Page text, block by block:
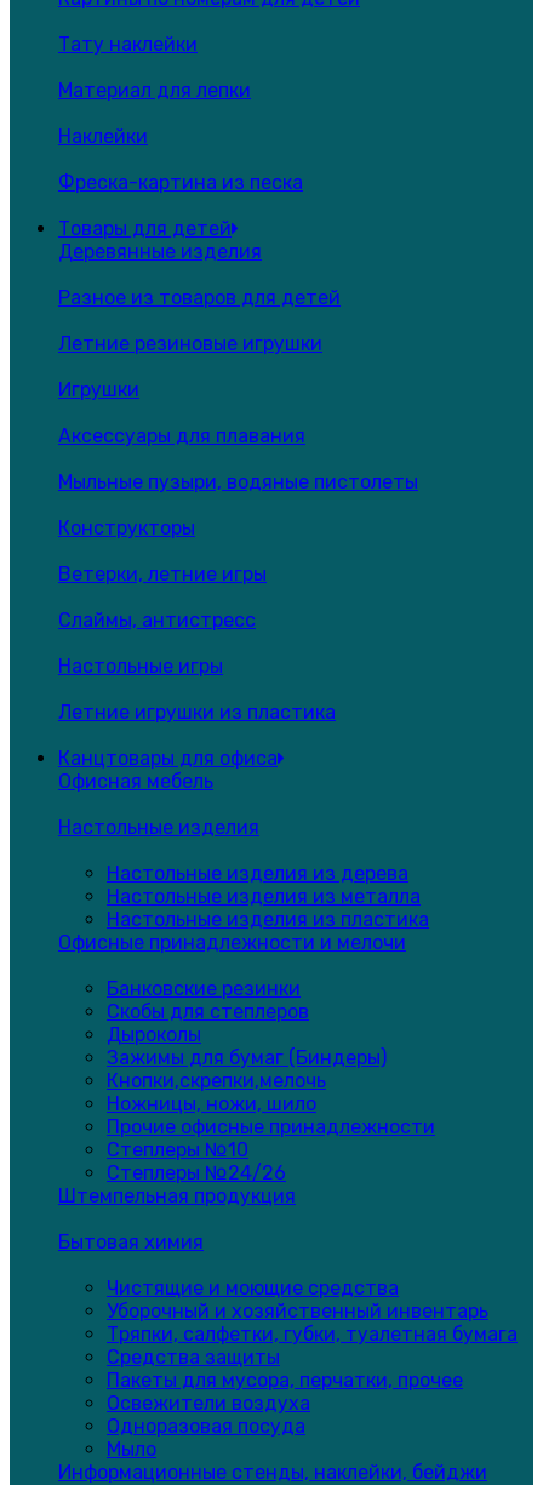
Тату наклейки
Материал для лепки
Наклейки
Фреска-картина из песка
Товары для детей
Деревянные изделия
Разное из товаров для детей
Летние резиновые игрушки
Игрушки
Аксессуары для плавания
Мыльные пузыри, водяные пистолеты
Конструкторы
Ветерки, летние игры
Слаймы, антистресс
Настольные игры
Летние игрушки из пластика
Канцтовары для офиса
Офисная мебель
Настольные изделия
Настольные изделия из дерева
Настольные изделия из металла
Настольные изделия из пластика
Офисные принадлежности и мелочи
Банковские резинки
Скобы для степлеров
Дыроколы
Зажимы для бумаг (Биндеры)
Кнопки,скрепки,мелочь
Ножницы, ножи, шило
Прочие офисные принадлежности
Степлеры №10
Степлеры №24/26
Штемпельная продукция
Бытовая химия
Чистящие и моющие средства
Уборочный и хозяйственный инвентарь
Тряпки, салфетки, губки, туалетная бумага
Средства защиты
Пакеты для мусора, перчатки, прочее
Освежители воздуха
Одноразовая посуда
Мыло
Информационные стенды, наклейки, бейджи